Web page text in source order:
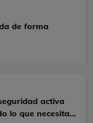
de forma
activa
lo que necesitas